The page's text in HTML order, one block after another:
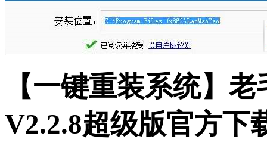
【一键重装系统】
V2.2.8超级版官方下